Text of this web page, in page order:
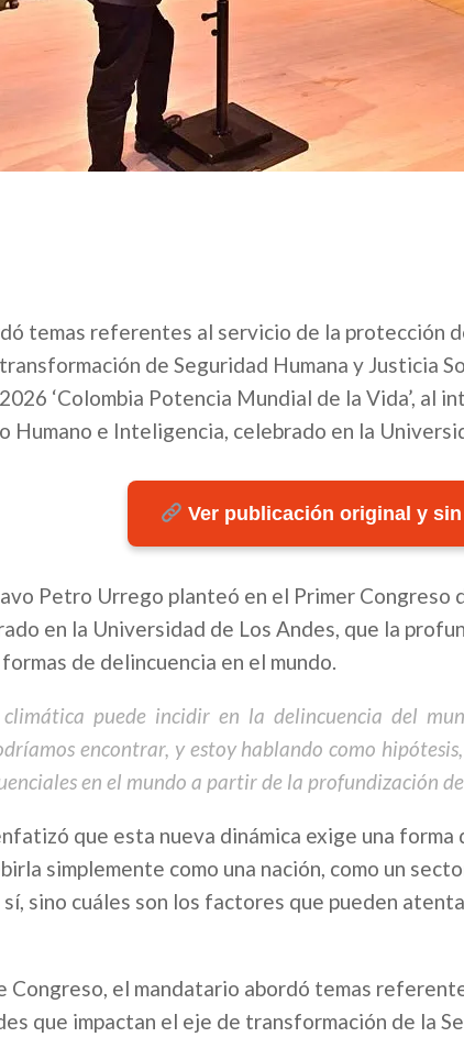
temas referentes al servicio de la protección
de Seguridad Humana y Justicia
‘Colombia Potencia Mundial de la Vida’, al
Humano e Inteligencia, celebrado en la
Ver publicación original y
Petro Urrego planteó en el Primer Congreso
en la Universidad de Los Andes, que la
de delincuencia en el mundo.
climática puede incidir en la delincuencia del
encontrar, y estoy hablando como
en el mundo a partir de la profundización
que esta nueva dinámica exige una
simplemente como una nación, como un
sino cuáles son los factores que pueden
Congreso, el mandatario abordó temas
que impactan el eje de transformación de la